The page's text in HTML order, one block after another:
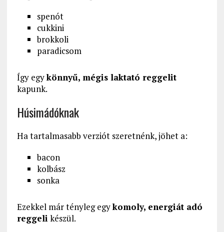
spenót
cukkini
brokkoli
paradicsom
Így egykönnyű, mégis laktató reggelit
kapunk.
Húsimádóknak
Ha tartalmasabb verziót szeretnénk, jöhet a:
bacon
kolbász
sonka
Ezekkel már tényleg egykomoly, energiát adó
reggeli készül.